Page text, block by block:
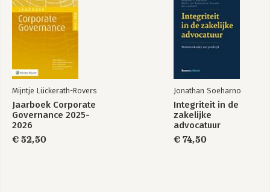
Mijntje Lückerath-Rovers
Jaarboek Corporate
Governance 2025-
2026
€ 52,50
Jonathan Soeharno
Integriteit in de
zakelijke
advocatuur
€ 74,50